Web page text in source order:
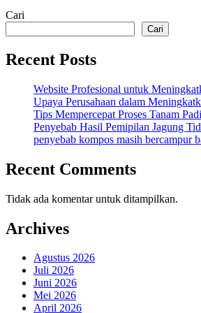
Cari
Cari
Recent Posts
Website Profesional untuk
Upaya Perusahaan dalam
Tips Mempercepat Proses Tanam
Penyebab Hasil Pemipilan Jagung
penyebab kompos masih bercampur
Recent Comments
Tidak ada komentar untuk ditampilkan.
Archives
Agustus 2026
Juli 2026
Juni 2026
Mei 2026
April 2026